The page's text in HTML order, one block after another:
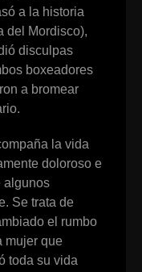
a la historia
del Mordisco),
disculpas
boxeadores
a bromear
la vida
doloroso e
algunos
Se trata de
el rumbo
mujer que
toda su vida